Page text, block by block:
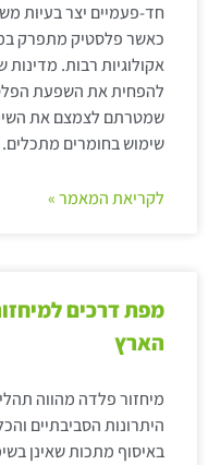
חד-פעמיים יצר בעיות
כאשר פלסטיק מתפרק
אקולוגיות רבות.
להפחית את השפעת
שמטרתם לצמצם את
שימוש בחומרים מתכלים.
לקריאת המאמר »
מפת דרכים
הארץ
מיחזור פלדה מהווה
היתרונות הסביבתיים
באיסוף מתכות שאינן